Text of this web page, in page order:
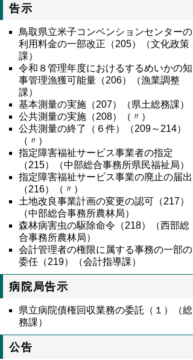
告示
鳥取県立米子コンベンションセンターの
利用料金の一部改正（205）（文化政策
課）
令和８管理年度におけるするめいかの知
事管理漁獲可能量（206）（漁業調整
課）
基本測量の実施（207）（県土総務課）
公共測量の実施（208）（〃）
公共測量の終了（６件）（209～ 214）
（〃）
指定障害福祉サービス事業者の指定
（215）（中部総合事務所県民福祉局）
指定障害福祉サービス事業の廃止の届出
（216）（〃）
土地改良事業計画の変更の認可（217）
（中部総合事務所農林局）
森林病害虫の駆除命令（218）（西部総
合事務所農林局）
会計管理者の権限に属する事務の一部の
委任（219）（会計指導課）
病院局告示
県立病院債権回収業務の委託（１）（総
務課）
公告